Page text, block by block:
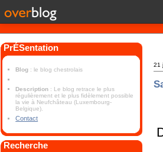
PrÉSentation
Blog : le blog chestrolais
Description : Le blog retrace le plus
régulièrement et le plus fidèlement possible
la vie à Neufchâteau (Luxembourg-
Belgique).
Contact
Recherche
21